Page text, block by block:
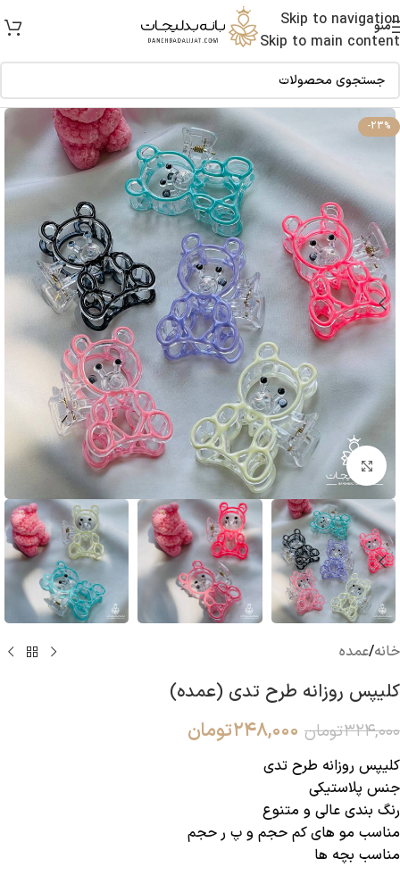
Skip to navigation
Skip to main content
منو
-23%
بزرگنمایی تصویر
خانه/عمده
کلیپس روزانه طرح تدی (عمده)
۳۲۴,۰۰۰تومان ۲۴۸,۰۰۰تومان
کلیپس روزانه طرح تدی
جنس پلاستیکی
رنگ بندی عالی و متنوع
مناسب مو های کم حجم و پ ر حجم
مناسب بچه ها